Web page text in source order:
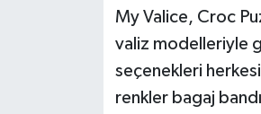
My Valice, Croc
valiz modelleriyle
seçenekleri
renkler bagaj